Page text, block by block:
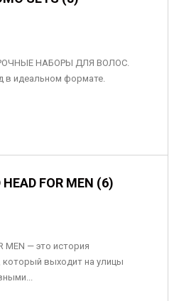
НАБОРЫ ДЛЯ ВОЛОС.
в идеальном формате.
HEAD FOR MEN (6)
MEN — это история
выходит на улицы